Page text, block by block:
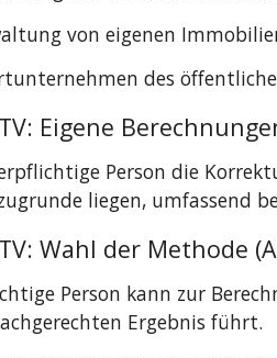
von eigenen
des
Eigene
Person die
liegen, umfassend
Wahl der Methode
Person kann zur
Ergebnis führt.